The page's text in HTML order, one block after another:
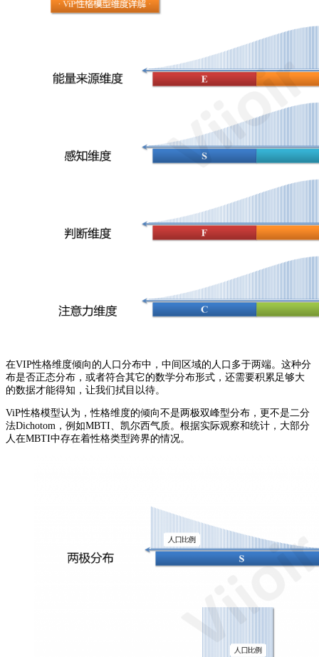
在VIP性格维度倾向的人口分布中，中间区域的人口多于两端。这种分
布是否正态分布，或者符合其它的数学分布形式，还需要积累足够大
的数据才能得知，让我们拭目以待。
ViP性格模型认为，性格维度的倾向不是两极双峰型分布，更不是二分
法Dichotom，例如MBTI、凯尔西气质。根据实际观察和统计，大部分
人在MBTI中存在着性格类型跨界的情况。